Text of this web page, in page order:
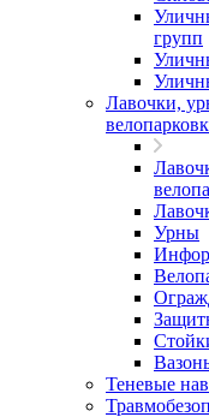
групп
Лавочки,
Урны
Теневые